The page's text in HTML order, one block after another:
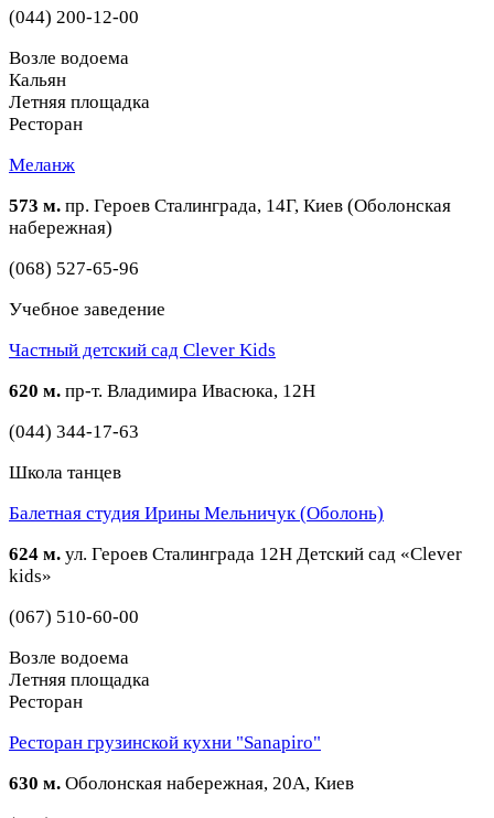
(044) 200-12-00
Возле водоема
Кальян
Летняя площадка
Ресторан
Меланж
573 м. пр. Героев Сталинграда, 14Г, Киев (Оболонская
набережная)
(068) 527-65-96
Учебное заведение
Частный детский сад Clever Kids
620 м. пр-т. Владимира Ивасюка, 12Н
(044) 344-17-63
Школа танцев
Балетная студия Ирины Мельничук (Оболонь)
624 м. ул. Героев Сталинграда 12Н Детский сад «Clever
kids»
(067) 510-60-00
Возле водоема
Летняя площадка
Ресторан
Ресторан грузинской кухни "Sanapiro"
630 м. Оболонская набережная, 20А, Киев